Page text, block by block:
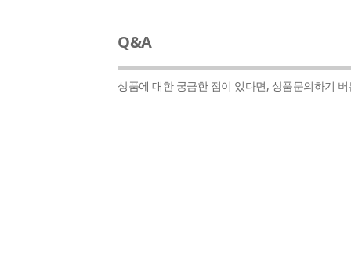
Q&A
상품에 대한 궁금한 점이 있다면, 상품문의하기